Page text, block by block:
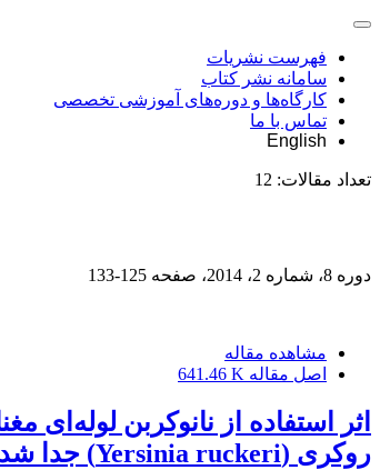
فهرست نشریات
سامانه نشر کتاب
کارگاه‌ها و دوره‌های آموزشی تخصصی
تماس با ما
English
تعداد مقالات: 12
دوره 8، شماره 2، 2014، صفحه 125-133
مشاهده مقاله
اصل مقاله 641.46 K
روکری (Yersinia ruckeri) جدا شده از ماهی